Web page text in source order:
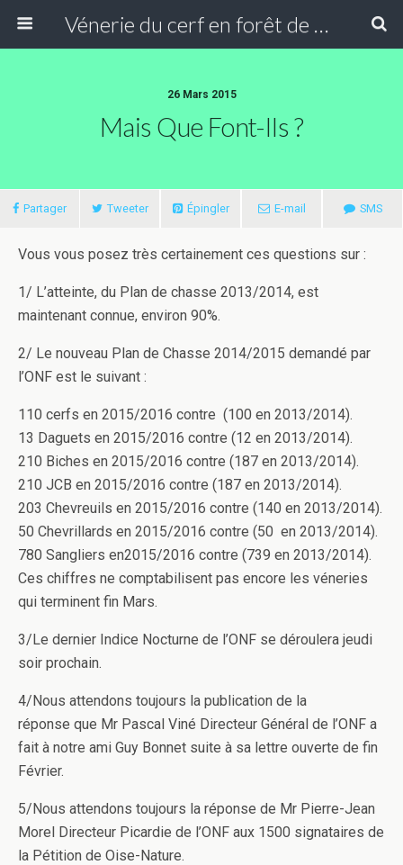
Vénerie du cerf en forêt de Compiègne
26 Mars 2015
Mais Que Font-Ils ?
Partager Tweeter Épingler E-mail SMS
Vous vous posez très certainement ces questions sur :
1/ L’atteinte, du Plan de chasse 2013/2014, est
maintenant connue, environ 90%.
2/ Le nouveau Plan de Chasse 2014/2015 demandé par
l’ONF est le suivant :
110 cerfs en 2015/2016 contre (100 en 2013/2014).
13 Daguets en 2015/2016 contre (12 en 2013/2014).
210 Biches en 2015/2016 contre (187 en 2013/2014).
210 JCB en 2015/2016 contre (187 en 2013/2014).
203 Chevreuils en 2015/2016 contre (140 en 2013/2014).
50 Chevrillards en 2015/2016 contre (50 en 2013/2014).
780 Sangliers en2015/2016 contre (739 en 2013/2014).
Ces chiffres ne comptabilisent pas encore les véneries
qui terminent fin Mars.
3/Le dernier Indice Nocturne de l’ONF se déroulera jeudi
soir prochain.
4/Nous attendons toujours la publication de la
réponse que Mr Pascal Viné Directeur Général de l’ONF a
fait à notre ami Guy Bonnet suite à sa lettre ouverte de fin
Février.
5/Nous attendons toujours la réponse de Mr Pierre-Jean
Morel Directeur Picardie de l’ONF aux 1500 signataires de
la Pétition de Oise-Nature.